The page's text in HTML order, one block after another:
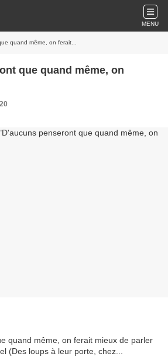
MENU
quand même, on ferait...
que quand même, on
quand même, on ferait mieux de parler
(Des loups à leur porte, chez...